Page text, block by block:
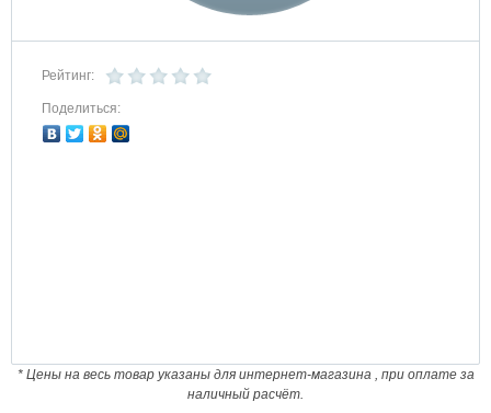
Рейтинг:
Поделиться:
* Цены на весь товар указаны для интернет-магазина , при оплате за
наличный расчёт.